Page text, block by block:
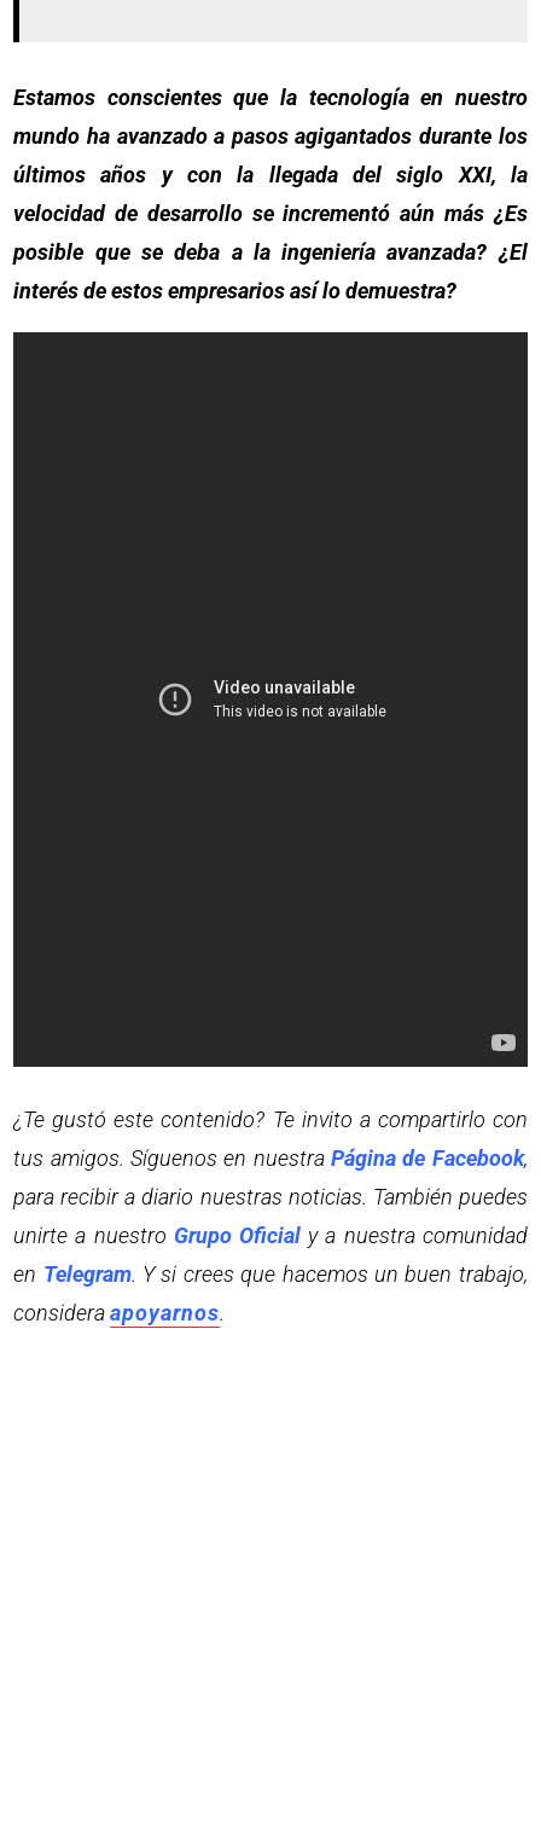
Estamos conscientes que la tecnología en nuestro
mundo ha avanzado a pasos agigantados durante los
últimos años y con la llegada del siglo XXI, la
velocidad de desarrollo se incrementó aún más ¿Es
posible que se deba a la ingeniería avanzada? ¿El
interés de estos empresarios así lo demuestra?
¿Te gustó este contenido? Te invito a compartirlo con
tus amigos. Síguenos en nuestraPágina de Facebook,
para recibir a diario nuestras noticias. También puedes
unirte a nuestro Grupo Oficial y a nuestra comunidad
en Telegram. Y si crees que hacemos un buen trabajo,
consideraapoyarnos.